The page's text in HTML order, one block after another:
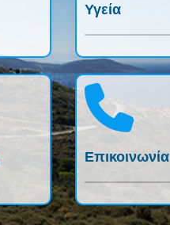
Υγεία
Επικοινωνία